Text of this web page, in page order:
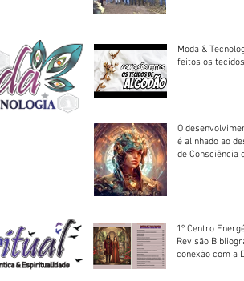
Moda &
feitos os
O
é alinhado ao
de Consciência
1º Centro
Revisão
conexão com a